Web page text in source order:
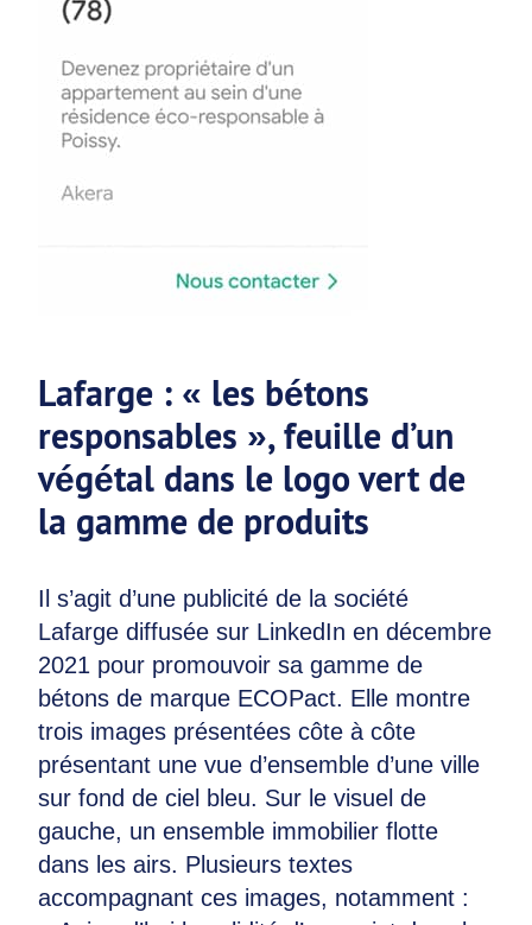
Lafarge : « les bétons
responsables », feuille d’un
végétal dans le logo vert de
la gamme de produits
Il s’agit d’une publicité de la société
Lafarge diffusée sur LinkedIn en décembre
2021 pour promouvoir sa gamme de
bétons de marque ECOPact. Elle montre
trois images présentées côte à côte
présentant une vue d’ensemble d’une ville
sur fond de ciel bleu. Sur le visuel de
gauche, un ensemble immobilier flotte
dans les airs. Plusieurs textes
accompagnant ces images, notamment :